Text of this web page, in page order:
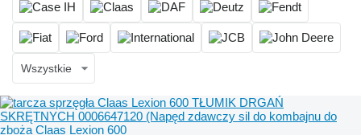
Wszystkie